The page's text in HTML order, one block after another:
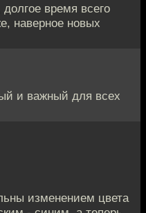
время всего
наверное новых
и важный для всех
изменением цвета